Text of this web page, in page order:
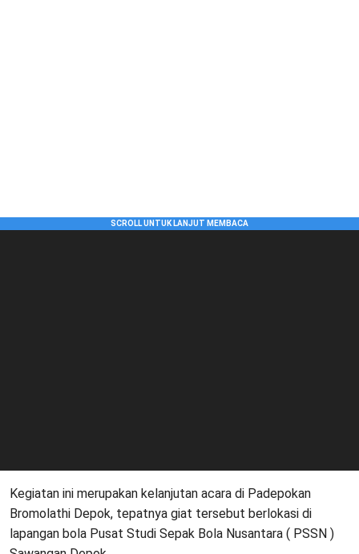
Kegiatan ini merupakan kelanjutan acara di Padepokan
Bromolathi Depok, tepatnya giat tersebut berlokasi di
lapangan bola Pusat Studi Sepak Bola Nusantara ( PSSN )